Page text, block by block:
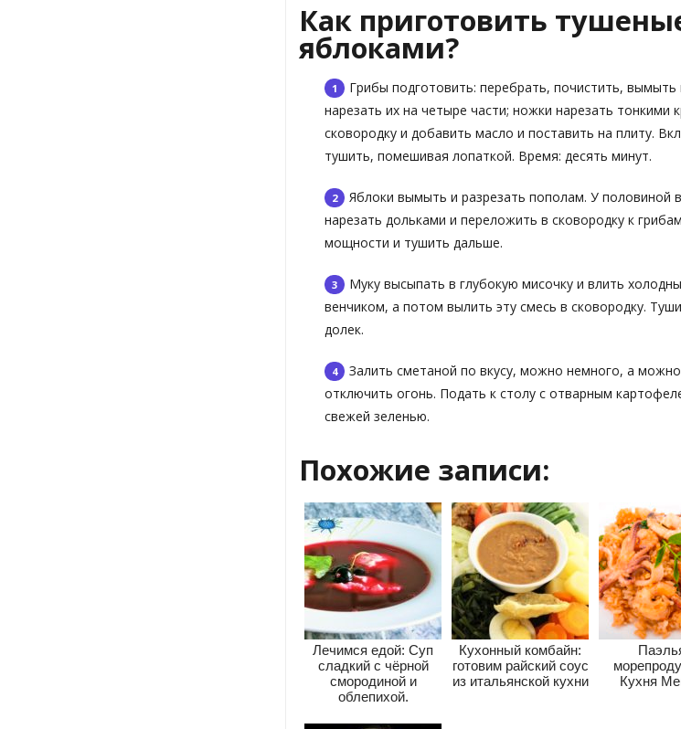
Как приготовить
яблоками?
Грибы подготовить: перебрать, почистить,
нарезать их на четыре части; ножки нарезать
сковородку и добавить масло и поставить на плиту.
тушить, помешивая лопаткой. Время: десять минут.
Яблоки вымыть и разрезать пополам. У половиной
нарезать дольками и переложить в сковородку к
мощности и тушить дальше.
Муку высыпать в глубокую мисочку и влить
венчиком, а потом вылить эту смесь в сковородку.
долек.
Залить сметаной по вкусу, можно немного, а
отключить огонь. Подать к столу с отварным
свежей зеленью.
Похожие записи:
Лечимся едой: Суп
сладкий с чёрной
смородиной и
облепихой.
Кухонный комбайн:
готовим райский соус
из итальянской кухни
Кухня